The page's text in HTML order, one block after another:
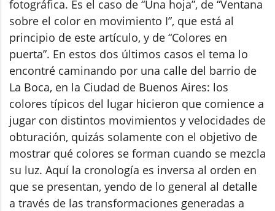
fotográfica. Es el caso de “Una hoja”, de “Ventana
sobre el color en movimiento I”, que está al
principio de este artículo, y de “Colores en
puerta”. En estos dos últimos casos el tema lo
encontré caminando por una calle del barrio de
La Boca, en la Ciudad de Buenos Aires: los
colores típicos del lugar hicieron que comience a
jugar con distintos movimientos y velocidades de
obturación, quizás solamente con el objetivo de
mostrar qué colores se forman cuando se mezcla
su luz. Aquí la cronología es inversa al orden en
que se presentan, yendo de lo general al detalle
a través de las transformaciones generadas a